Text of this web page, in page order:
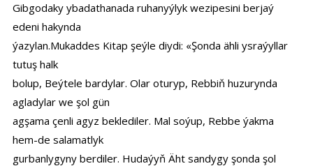
Gibgodaky ybadathanada ruhanyýlyk wezipesini berjaý
edeni hakynda
ýazylan.Mukaddes Kitap şeýle diydi: «Şonda ähli ysraýyllar
tutuş halk
bolup, Beýtele bardylar. Olar oturyp, Rebbiň huzurynda
agladylar we şol gün
agşama çenli agyz beklediler. Mal soýup, Rebbe ýakma
hem-de salamatlyk
gurbanlygyny berdiler. Hudaýyň Äht sandygy şonda şol